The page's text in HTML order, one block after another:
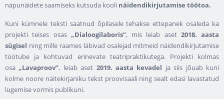
näpunäidete saamiseks kutsuda kooli näidendikirjutamise töötoa.
Kuni kümnele teksti saatnud õpilasele tehakse ettepanek osaleda ka
projekti teises osas „Dialoogilaboris”, mis leiab aset 2018. aasta
sügisel ning mille raames läbivad osalejad mitmeid näidendikirjutamise
töötube ja kohtuvad erinevate teatripraktikutega. Projekti kolmas
osa„Lavaproov”, leiab aset 2019. aasta kevadel ja siis jõuab kuni
kolme noore näitekirjaniku tekst proovisaali ning sealt edasi lavastatud
lugemise vormis publikuni.